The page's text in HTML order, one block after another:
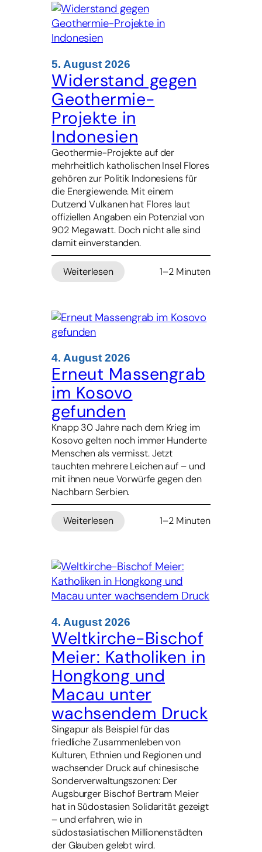
Florida
–
Staatsanwalt
droht
Kirche
mit
Kürzungen
bei
Schulbeihilfen
5. August 2026
Widerstand gegen
Geothermie-
Projekte in
Indonesien
Geothermie-Projekte auf der
mehrheitlich katholischen Insel Flores
gehören zur Politik Indonesiens für
die Energiewende. Mit einem
Dutzend Vulkanen hat Flores laut
offiziellen Angaben ein Potenzial von
902 Megawatt. Doch nicht alle sind
damit einverstanden.
Weiterlesen
:
Geothermie-
Projekte
Indonesien
1–2 Minuten
4. August 2026
Erneut Massengrab
im Kosovo
gefunden
Knapp 30 Jahre nach dem Krieg im
Kosovo gelten noch immer Hunderte
Menschen als vermisst. Jetzt
tauchten mehrere Leichen auf – und
mit ihnen neue Vorwürfe gegen den
Nachbarn Serbien.
Weiterlesen
:
im
Kosovo
gefunden
1–2 Minuten
4. August 2026
Weltkirche-Bischof
Meier: Katholiken in
Hongkong und
Macau unter
wachsendem Druck
Singapur als Beispiel für das
friedliche Zusammenleben von
Kulturen, Ethnien und Regionen und
wachsender Druck auf chinesische
Sonderverwaltungszonen: Der
Augsburger Bischof Bertram Meier
hat in Südostasien Solidarität gezeigt
– und erfahren, wie in
südostasiatischen Millionenstädten
der Glauben gelebt wird.